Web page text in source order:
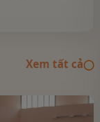
Xem tất cả◯